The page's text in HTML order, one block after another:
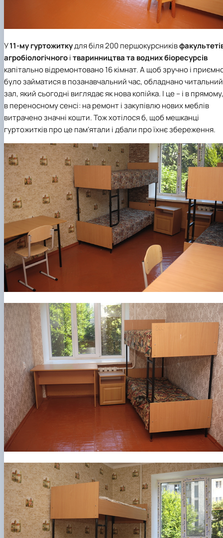
У11-му гуртожиткудля біля 200 першокурсників
агробіологічногоітваринництва та водних біоресурсів
капітально відремонтовано 16 кімнат. А щоб зручно і
було займатися в позанавчальний час, обладнано читальний
зал, який сьогодні виглядає як нова копійка. І це – і в прямому,
в переносному сенсі: на ремонт і закупівлю нових меблів
витрачено значні кошти. Тож хотілося б, щоб мешканці
гуртожитків про це пам’ятали і дбали про їхнє збереження.